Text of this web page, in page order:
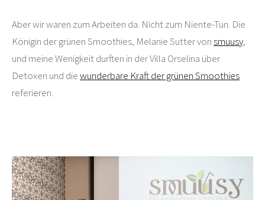
Aber wir waren zum Arbeiten da. Nicht zum Niente-Tun. Die
Königin der grünen Smoothies, Melanie Sutter vonsmuusy,
und meine Wenigkeit durften in der Villa Orselina über
Detoxen und diewunderbare Kraft der grünen Smoothies
referieren.